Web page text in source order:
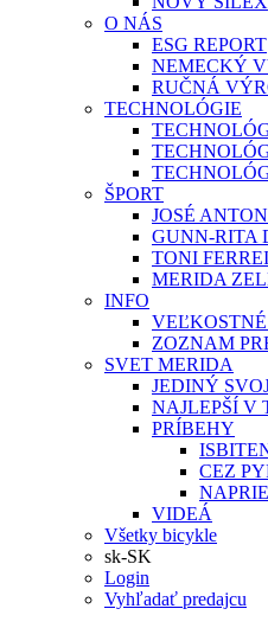
O NÁS
ESG REPORT
NEMECKÝ
RUČNÁ
TECHNOLÓGIE
ŠPORT
JOSÉ
GUNN-RITA
TONI
MERIDA
INFO
ZOZNAM
SVET MERIDA
JEDINÝ
NAJLEPŠÍ V
PRÍBEHY
CEZ
VIDEÁ
Všetky bicykle
sk-SK
Login
Vyhľadať predajcu